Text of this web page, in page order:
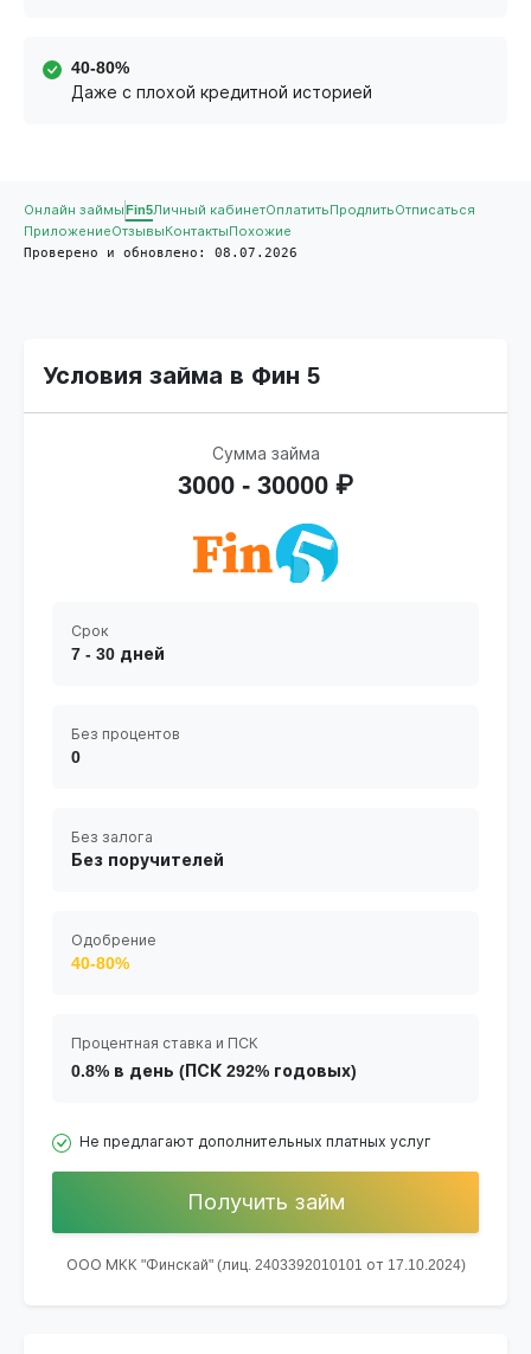
40-80%
Даже с плохой кредитной историей
Онлайн займы Fin5Личный кабинетОплатить ПродлитьОтписаться
ПриложениеОтзывы Контакты Похожие
Проверено и обновлено: 08.07.2026
Условия займа в Фин 5
Сумма займа
3000 - 30000 ₽
Срок
7 - 30 дней
Без процентов
0
Без залога
Без поручителей
Одобрение
40-80%
Процентная ставка и ПСК
0.8% в день (ПСК 292% годовых)
Не предлагают дополнительных платных услуг
Получить займ
ООО МКК "Финскай" (лиц. 2403392010101 от 17.10.2024)